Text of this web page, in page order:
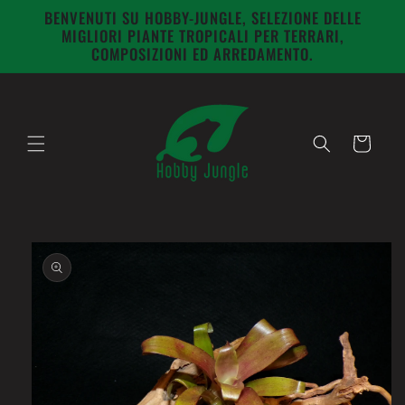
direttamente
ai contenuti
BENVENUTI SU HOBBY-JUNGLE, SELEZIONE DELLE
MIGLIORI PIANTE TROPICALI PER TERRARI,
COMPOSIZIONI ED ARREDAMENTO.
Carrello
Passa alle
informazioni
sul prodotto